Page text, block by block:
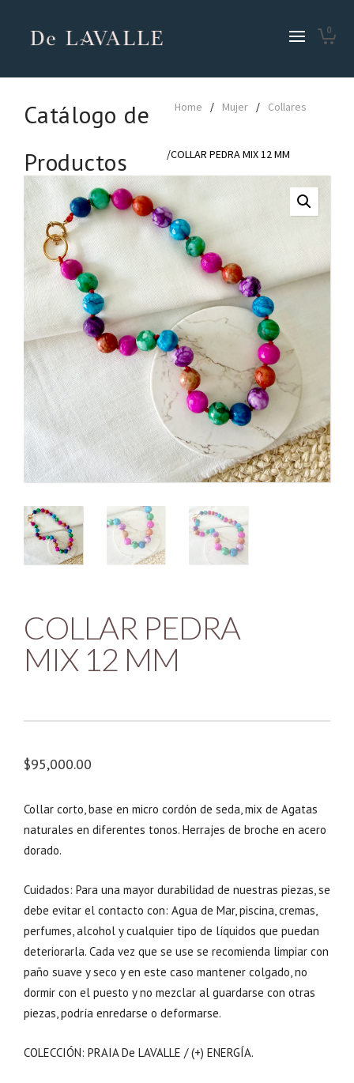
0
Catálogo de
Productos
Home / Mujer / Collares
/COLLAR PEDRA MIX 12 MM
COLLAR PEDRA
MIX 12 MM
$95,000.00
Collar corto, base en micro cordón de seda, mix de Agatas
naturales en diferentes tonos. Herrajes de broche en acero
dorado.
Cuidados: Para una mayor durabilidad de nuestras piezas, se
debe evitar el contacto con: Agua de Mar, piscina, cremas,
perfumes, alcohol y cualquier tipo de líquidos que puedan
deteriorarla. Cada vez que se use se recomienda limpiar con
paño suave y seco y en este caso mantener colgado, no
dormir con el puesto y no mezclar al guardarse con otras
piezas, podría enredarse o deformarse.
COLECCIÓN: PRAIA De LAVALLE / (+) ENERGÍA.